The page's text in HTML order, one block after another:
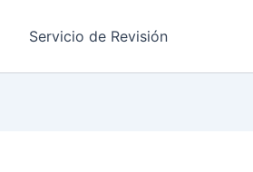
Servicio de Revisión